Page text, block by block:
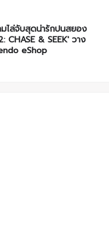
มไล่จับสุดน่ารักปนสยอง
CHASE & SEEK' วาง
eShop